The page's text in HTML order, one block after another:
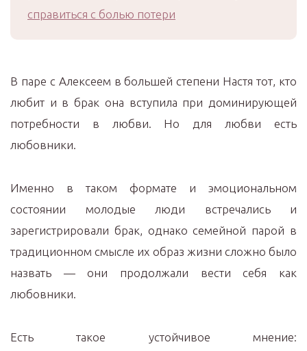
справиться с болью потери
В паре с Алексеем в большей степени Настя тот, кто
любит и в брак она вступила при доминирующей
потребности в любви. Но для любви есть
любовники.
Именно в таком формате и эмоциональном
состоянии молодые люди встречались и
зарегистрировали брак, однако семейной парой в
традиционном смысле их образ жизни сложно было
назвать — они продолжали вести себя как
любовники.
Есть такое устойчивое мнение: